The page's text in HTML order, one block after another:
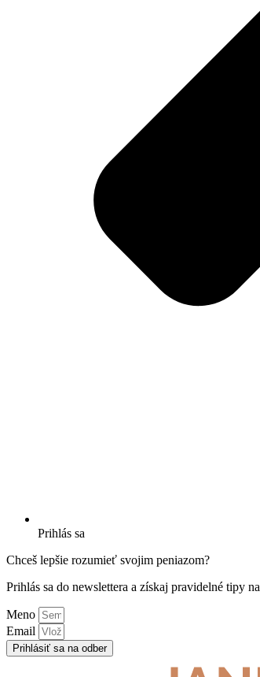
Prihlás sa
Chceš lepšie rozumieť svojim peniazom?
Prihlás sa do newslettera a získaj pravidelné tipy
Meno
Email
Prihlásiť sa na odber